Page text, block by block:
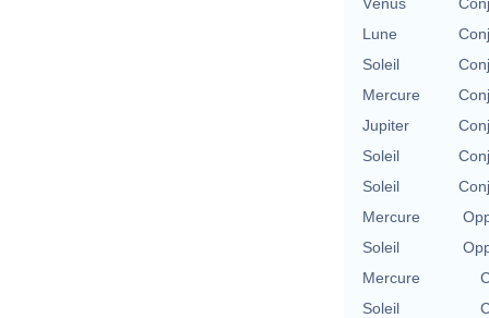
Lune
Soleil
Mercure
Jupiter
Soleil
Soleil
Mercure
Soleil
Mercure
Soleil